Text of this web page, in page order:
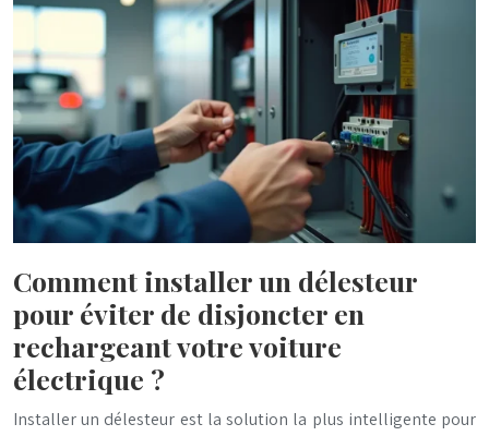
Comment installer un délesteur
pour éviter de disjoncter en
rechargeant votre voiture
électrique ?
Installer un délesteur est la solution la plus intelligente pour